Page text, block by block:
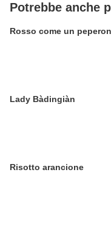
Potrebbe anche
Rosso come un
Lady Bàdingiàn
Risotto arancione